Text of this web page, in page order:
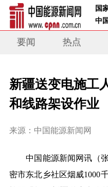
国
中
要闻 热点
新疆送变电施工
和线路架设作业
来源：中国能源新闻网
中国能源新闻网讯 （
密市东北乡社区烟威1000